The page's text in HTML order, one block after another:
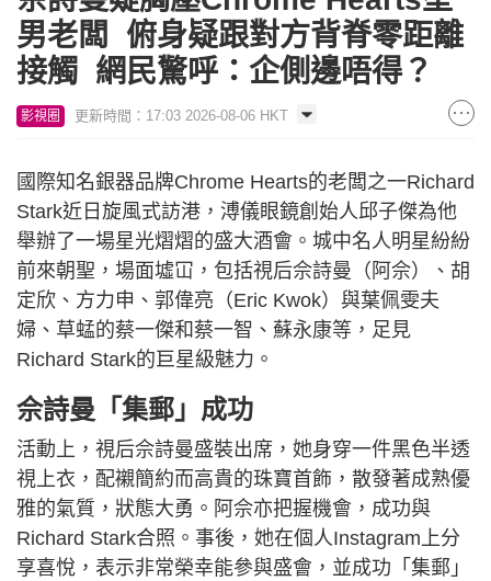
男老闆 俯身疑跟對方背脊零距離
接觸 網民驚呼：企側邊唔得？
影視圈 更新時間：17:03 2026-08-06 HKT
國際知名銀器品牌Chrome Hearts的老闆之一Richard
Stark近日旋風式訪港，溥儀眼鏡創始人邱子傑為他
舉辦了一場星光熠熠的盛大酒會。城中名人明星紛紛
前來朝聖，場面墟冚，包括視后佘詩曼（阿佘）、胡
定欣、方力申、郭偉亮（Eric Kwok）與葉佩雯夫
婦、草蜢的蔡一傑和蔡一智、蘇永康等，足見
Richard Stark的巨星級魅力。
佘詩曼「集郵」成功
活動上，視后佘詩曼盛裝出席，她身穿一件黑色半透
視上衣，配襯簡約而高貴的珠寶首飾，散發著成熟優
雅的氣質，狀態大勇。阿佘亦把握機會，成功與
Richard Stark合照。事後，她在個人Instagram上分
享喜悅，表示非常榮幸能參與盛會，並成功「集郵」